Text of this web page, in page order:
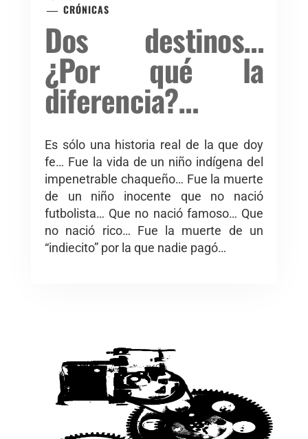
CRÓNICAS
Dos destinos…
¿Por qué la
diferencia?…
Es sólo una historia real de la que doy
fe… Fue la vida de un niño indígena del
impenetrable chaqueño… Fue la muerte
de un niño inocente que no nació
futbolista… Que no nació famoso… Que
no nació rico… Fue la muerte de un
“indiecito” por la que nadie pagó…